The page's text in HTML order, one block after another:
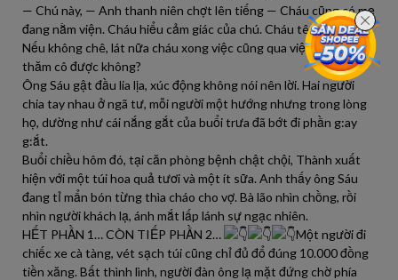
— Chú này, — Anh thanh niên chợt lên tiếng — Cháu cũng có mẹ
đang nằm viện. Cháu hiểu cảm giác của chú. Cháu tên Thành.
Nếu không chê, lát nữa cháu xong việc cũng qua viện, cháu ghé
thăm cô được không?
Ông Sáu gật đầu lia lịa, xúc động không nói nên lời. Hai người
chia tay nhau ở ngã tư, mỗi người một hướng nhưng trong lòng
họ, dường như cái nắng gắt của buổi trưa đã bớt đi phần g:ay
g:ắt.
Buổi chiều hôm đó, tại căn phòng bệnh chật chội, Thành xuất
hiện với một túi hoa quả tươi và một ít sữa. Anh thấy ông Sáu
đang tỉ mẩn bón từng thìa cháo cho vợ. Bà lão nhìn chồng, rồi
nhìn người khách lạ, ánh mắt lấp lánh sự ngạc nhiên.
HẾT PHẦN 1… CÒN TIẾP PHẦN 2…
Một người đi
chiếc xe cà tàng, vét sạch túi cũng chỉ đủ đổ đúng 10.000 đồng
tiền xăng. Bất thình lình, người đàn ông lạ mặt đứng chờ phía